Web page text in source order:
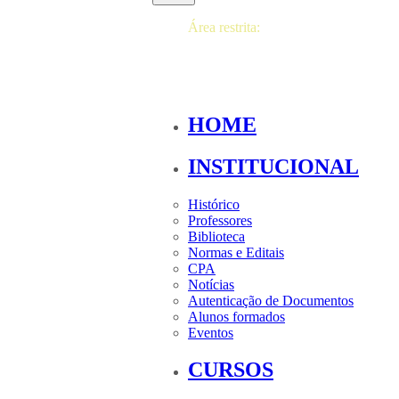
Área restrita:
HOME
INSTITUCIONAL
Histórico
Professores
Biblioteca
Normas e Editais
CPA
Notícias
Autenticação de Documentos
Alunos formados
Eventos
CURSOS